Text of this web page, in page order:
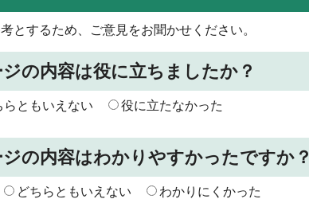
とするため、ご意見をお聞かせください。
の内容は役に立ちましたか？
らともいえない 役に立たなかった
の内容はわかりやすかったですか？
どちらともいえない わかりにくかった